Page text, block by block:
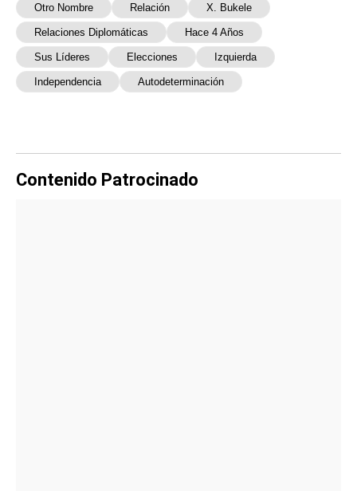
Otro Nombre Relación X. Bukele
Relaciones Diplomáticas Hace 4 Años
Sus Líderes Elecciones Izquierda
Independencia Autodeterminación
Contenido Patrocinado